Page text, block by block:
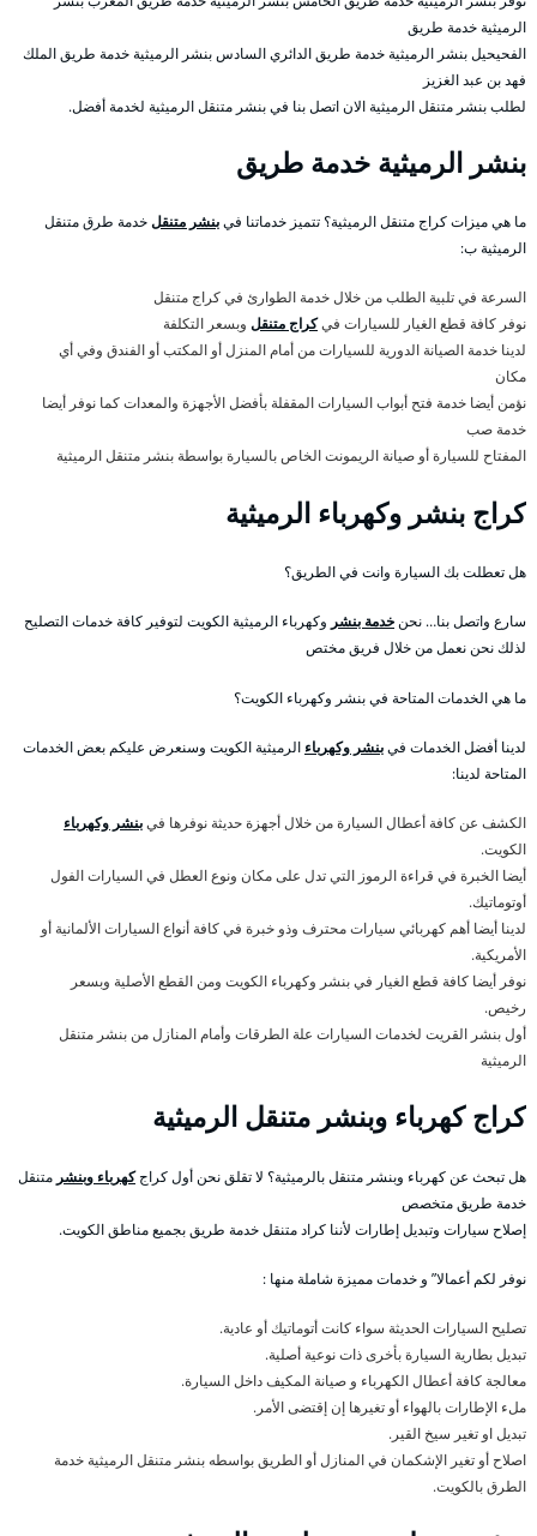
الرميثية خدمة طريق
الفحيحيل بنشر الرميثية خدمة طريق الدائري السادس بنشر الرميثية خدمة طريق الملك
فهد بن عبد الغزيز
لطلب بنشر متنقل الرميثية الان اتصل بنا في بنشر متنقل الرميثية لخدمة أفضل.
بنشر الرميثية خدمة طريق
ما هي ميزات كراج متنقل الرميثية؟ تتميز خدماتنا فيبنشر متنقلخدمة طرق متنقل
الرميثية ب:
السرعة في تلبية الطلب من خلال خدمة الطوارئ في كراج متنقل
نوفر كافة قطع الغيار للسيارات فيكراج متنقل وبسعر التكلفة
لدينا خدمة الصيانة الدورية للسيارات من أمام المنزل أو المكتب أو الفندق وفي أي
مكان
نؤمن أيضا خدمة فتح أبواب السيارات المقفلة بأفضل الأجهزة والمعدات كما نوفر أيضا
خدمة صب
المفتاح للسيارة أو صيانة الريمونت الخاص بالسيارة بواسطة بنشر متنقل الرميثية
كراج بنشر وكهرباء الرميثية
هل تعطلت بك السيارة وانت في الطريق؟
سارع واتصل بنا… نحنخدمة بنشر وكهرباء الرميثية الكويت لتوفير كافة خدمات التصليح
لذلك نحن نعمل من خلال فريق مختص
ما هي الخدمات المتاحة في بنشر وكهرباء الكويت؟
لدينا أفضل الخدمات فيبنشر وكهرباء الرميثية الكويت وسنعرض عليكم بعض الخدمات
المتاحة لدينا:
الكشف عن كافة أعطال السيارة من خلال أجهزة حديثة نوفرها فيبنشر وكهرباء
الكويت.
أيضا الخبرة في قراءة الرموز التي تدل على مكان ونوع العطل في السيارات الفول
أوتوماتيك.
لدينا أيضا أهم كهربائي سيارات محترف وذو خبرة في كافة أنواع السيارات الألمانية أو
الأمريكية.
نوفر أيضا كافة قطع الغيار في بنشر وكهرباء الكويت ومن القطع الأصلية وبسعر
رخيص.
أول بنشر القريت لخدمات السيارات علة الطرقات وأمام المنازل من بنشر متنقل
الرميثية
كراج كهرباء وبنشر متنقل الرميثية
هل تبحث عن كهرباء وبنشر متنقل بالرميثية؟ لا تقلق نحن أول كراجكهرباء وبنشر متنقل
خدمة طريق متخصص
إصلاح سيارات وتبديل إطارات لأننا كراد متنقل خدمة طريق بجميع مناطق الكويت.
نوفر لكم أعمالا” و خدمات مميزة شاملة منها :
تصليح السيارات الحديثة سواء كانت أتوماتيك أو عادية.
تبديل بطارية السيارة بأخرى ذات نوعية أصلية.
معالجة كافة أعطال الكهرباء و صيانة المكيف داخل السيارة.
ملء الإطارات بالهواء أو تغيرها إن إقتضى الأمر.
تبديل او تغير سيخ القير.
اصلاح أو تغير الإشكمان في المنازل أو الطريق بواسطه بنشر متنقل الرميثية خدمة
الطرق بالكويت.